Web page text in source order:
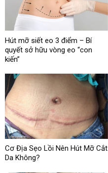
Hút mỡ siết eo 3 điểm – Bí
quyết sở hữu vòng eo “con
kiến”
Cơ Địa Sẹo Lồi Nên Hút Mỡ Cắt
Da Không?